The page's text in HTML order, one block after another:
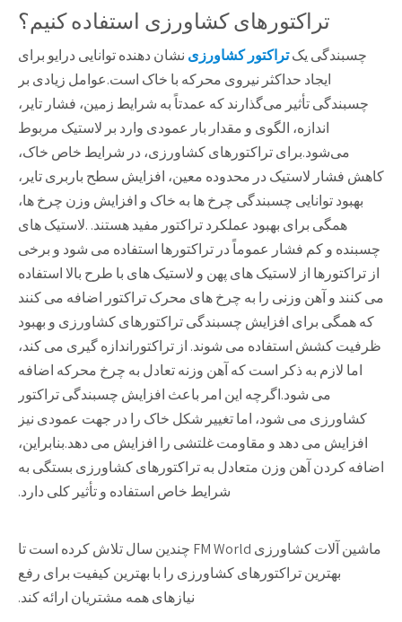
تراکتورهای کشاورزی استفاده کنیم؟
چسبندگی یکتراکتور کشاورزی نشان دهنده توانایی درایو برای
ایجاد حداکثر نیروی محرکه با خاک است.عوامل زیادی بر
چسبندگی تأثیر می‌گذارند که عمدتاً به شرایط زمین، فشار تایر،
اندازه، الگوی و مقدار بار عمودی وارد بر لاستیک مربوط
می‌شود.برای تراکتورهای کشاورزی، در شرایط خاص خاک،
کاهش فشار لاستیک در محدوده معین، افزایش سطح باربری تایر،
بهبود توانایی چسبندگی چرخ ها به خاک و افزایش وزن چرخ ها،
همگی برای بهبود عملکرد تراکتور مفید هستند. .لاستیک های
چسبنده و کم فشار عموماً در تراکتورها استفاده می شود و برخی
از تراکتورها از لاستیک های پهن و لاستیک های با طرح بالا استفاده
می کنند و آهن وزنی را به چرخ های محرک تراکتور اضافه می کنند
که همگی برای افزایش چسبندگی تراکتورهای کشاورزی و بهبود
ظرفیت کشش استفاده می شوند. از تراکتوراندازه گیری می کند،
اما لازم به ذکر است که آهن وزنه تعادل به چرخ محرکه اضافه
می شود.اگرچه این امر باعث افزایش چسبندگی تراکتور
کشاورزی می شود، اما تغییر شکل خاک را در جهت عمودی نیز
افزایش می دهد و مقاومت غلتشی را افزایش می دهد.بنابراین،
اضافه کردن آهن وزن متعادل به تراکتورهای کشاورزی بستگی به
شرایط خاص استفاده و تأثیر کلی دارد.
ماشین آلات کشاورزی FM World چندین سال تلاش کرده است تا
بهترین تراکتورهای کشاورزی را با بهترین کیفیت برای رفع
نیازهای همه مشتریان ارائه کند.